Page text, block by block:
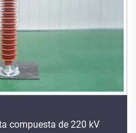
compuesta de 220 kV